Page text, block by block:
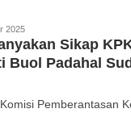
2025
Sikap
Buol Padahal
Pemberantasan